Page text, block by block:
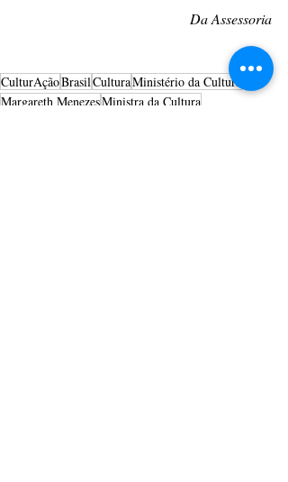
Da Assessoria
CulturAçãoBrasilCulturaMinistério da Cultura
Margareth MenezesMinistra da Cultura